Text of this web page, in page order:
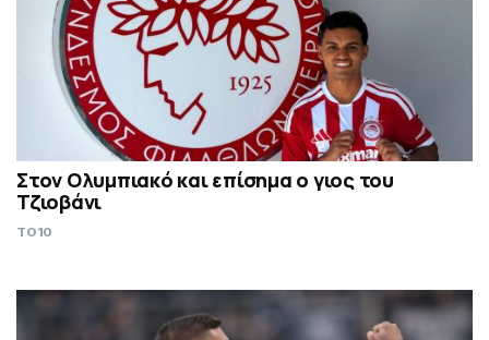
Στον Ολυμπιακό και επίσημα ο γιος του
Τζιοβάνι
TO10